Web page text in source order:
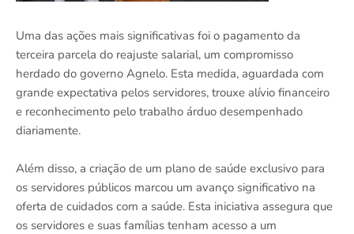
Uma das ações mais significativas foi o pagamento da
terceira parcela do reajuste salarial, um compromisso
herdado do governo Agnelo. Esta medida, aguardada com
grande expectativa pelos servidores, trouxe alívio financeiro
e reconhecimento pelo trabalho árduo desempenhado
diariamente.
Além disso, a criação de um plano de saúde exclusivo para
os servidores públicos marcou um avanço significativo na
oferta de cuidados com a saúde. Esta iniciativa assegura que
os servidores e suas famílias tenham acesso a um